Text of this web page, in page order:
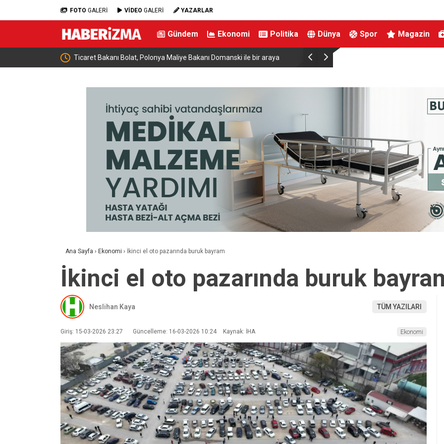
FOTO GALERİ VİDEO GALERİ YAZARLAR
Gündem Ekonomi Politika Dünya Spor Magazin
Ticaret Bakanı Bolat, Polonya Maliye Bakanı Domanski ile bir araya Almanya’da Ren Nehri’nde kuraklık alarmı:
Ana Sayfa › Ekonomi › İkinci el oto pazarında buruk bayram
İkinci el oto pazarında buruk
Neslihan Kaya TÜM YAZILARI
Giriş: 15-03-2026 23:27 Güncelleme: 16-03-2026 10:24 Kaynak: İHA Ekonomi